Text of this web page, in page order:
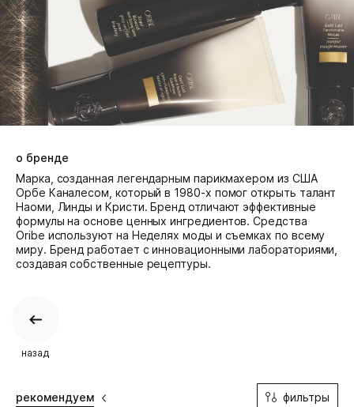
о бренде
Марка, созданная легендарным парикмахером из США
Орбе Каналесом, который в 1980-х помог открыть талант
Наоми, Линды и Кристи. Бренд отличают эффективные
формулы на основе ценных ингредиентов. Средства
Oribe используют на Неделях моды и съемках по всему
миру. Бренд работает с инновационными лабораториями,
создавая собственные рецептуры.
назад
рекомендуем фильтры